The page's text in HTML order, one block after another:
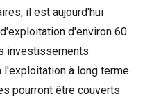
il est aujourd'hui
d'environ 60
investissements
à long terme
pourront être couverts